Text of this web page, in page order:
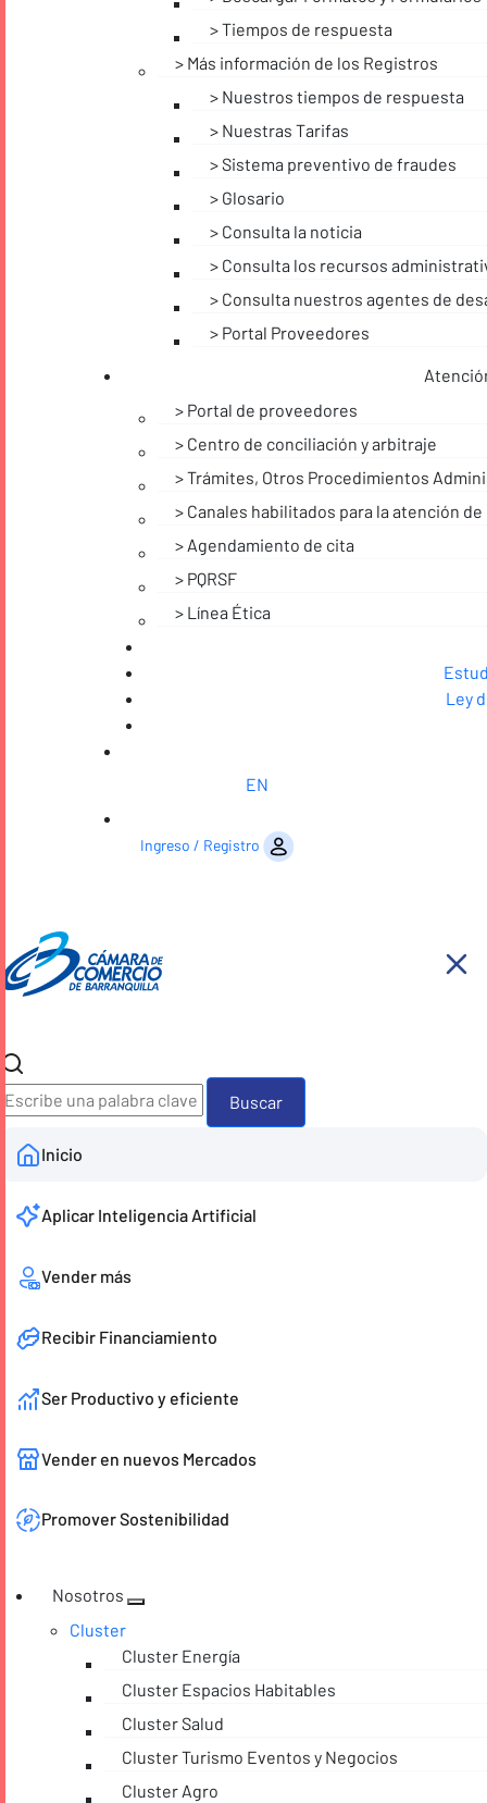
Tiempos de respuesta
Más información de los Registros
Nuestros tiempos de respuesta
Nuestras Tarifas
Sistema preventivo de fraudes
Glosario
Consulta la noticia
Consulta los recursos
Consulta nuestros agentes de
Portal Proveedores
Portal de proveedores
Centro de conciliación y arbitraje
Trámites, Otros Procedimientos
Canales habilitados para la atención de
Agendamiento de cita
PQRSF
Línea Ética
Ley
EN
Ingreso / Registro
Buscador
Inicio
Aplicar Inteligencia Artificial
Vender más
Recibir Financiamiento
Ser Productivo y eficiente
Vender en nuevos Mercados
Promover Sostenibilidad
Nosotros
Cluster
Cluster Energía
Cluster Espacios Habitables
Cluster Salud
Cluster Turismo Eventos y Negocios
Cluster Agro